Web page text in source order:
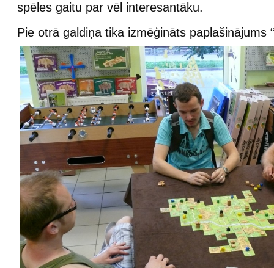
spēles gaitu par vēl interesantāku.
Pie otrā galdiņa tika izmēģināts paplašinājums